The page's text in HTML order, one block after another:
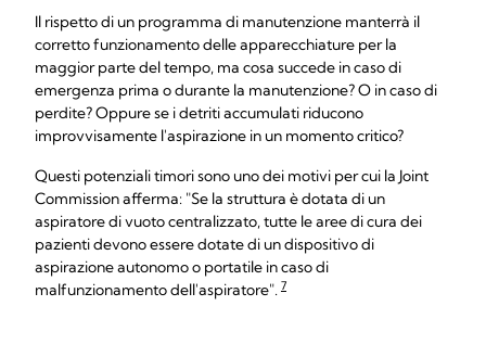
Il rispetto di un programma di manutenzione manterrà il
corretto funzionamento delle apparecchiature per la
maggior parte del tempo, ma cosa succede in caso di
emergenza prima o durante la manutenzione? O in caso di
perdite? Oppure se i detriti accumulati riducono
improvvisamente l'aspirazione in un momento critico?
Questi potenziali timori sono uno dei motivi per cui la Joint
Commission afferma: "Se la struttura è dotata di un
aspiratore di vuoto centralizzato, tutte le aree di cura dei
pazienti devono essere dotate di un dispositivo di
aspirazione autonomo o portatile in caso di
malfunzionamento dell'aspiratore". 7